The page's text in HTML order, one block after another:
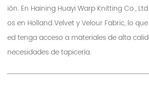
ión. En Haining Huayi Warp Knitting Co.,
os en Holland Velvet y Velour Fabric, lo
ed tenga acceso a materiales de alta
necesidades de tapicería.